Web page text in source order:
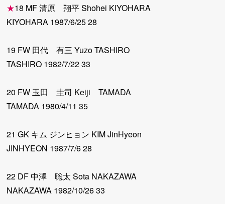
★18 MF 清原 翔平 Shohei KIYOHARA
KIYOHARA 1987/6/25 28
19 FW 田代 有三 Yuzo TASHIRO
TASHIRO 1982/7/22 33
20 FW 玉田 圭司 Keiji TAMADA
TAMADA 1980/4/11 35
21 GK キム ジンヒョン KIM JinHyeon
JINHYEON 1987/7/6 28
22 DF 中澤 聡太 Sota NAKAZAWA
NAKAZAWA 1982/10/26 33